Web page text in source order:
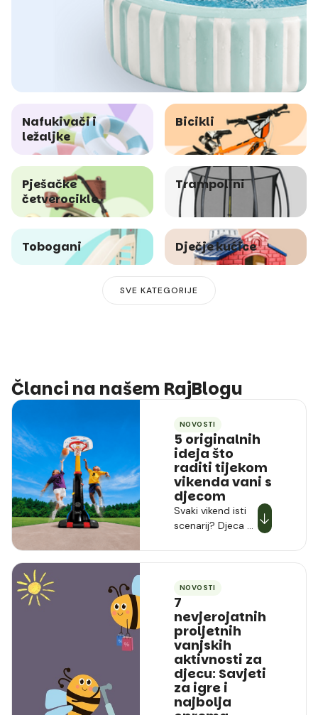
Nafukivači i
ležaljke
Bicikli
Pješačke
četverocikle
Trampolini
Tobogani Dječje kućice
SVE KATEGORIJE
Članci na našem RajBlogu
NOVOSTI
5 originalnih
ideja što
raditi tijekom
vikenda vani s
djecom
Svaki vikend isti
scenarij? Djeca se
uzalud smišljate
ekrana na svjež
zrak. Rješenje nisu
skupi izleti, već
pametne
osmišljene igre.
Donosimo vam
pet inovativnih
koncepcija koje
će vaš vrt ili
NOVOSTI
7
nevjerojatnih
proljetnih
vanjskih
aktivnosti za
djecu: Savjeti
za igre i
najbolja